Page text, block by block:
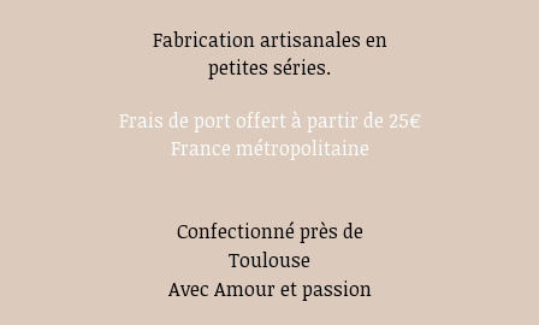
Fabrication artisanales en
petites séries.
Frais de port offert à partir de 25€
France métropolitaine
Confectionné près de
Toulouse
Avec Amour et passion